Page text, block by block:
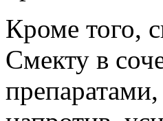
Кроме того,
Смекту в